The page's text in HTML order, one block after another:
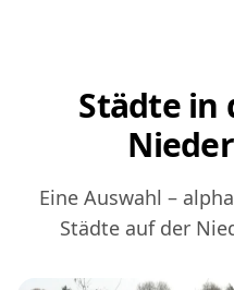
Städte in
Eine Auswahl –
Städte auf der